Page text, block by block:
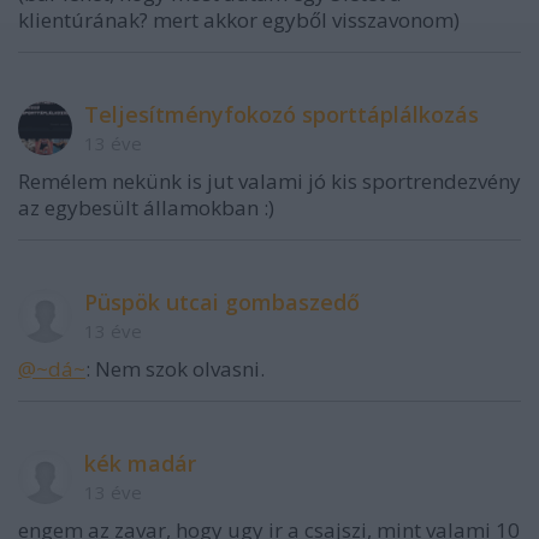
klientúrának? mert akkor egyből visszavonom)
Teljesítményfokozó sporttáplálkozás
Remélem nekünk is jut valami jó kis sportrendezvény
az egybesült államokban :)
Püspök utcai gombaszedő
@~dá~: Nem szok olvasni.
kék madár
engem az zavar, hogy ugy ir a csajszi, mint valami 10